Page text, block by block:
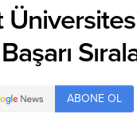
ABONE OL